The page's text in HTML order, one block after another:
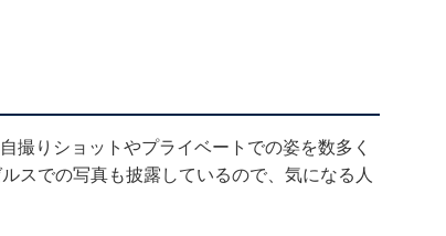
撮りショットやプライベートでの姿を数多く
スでの写真も披露しているので、気になる人